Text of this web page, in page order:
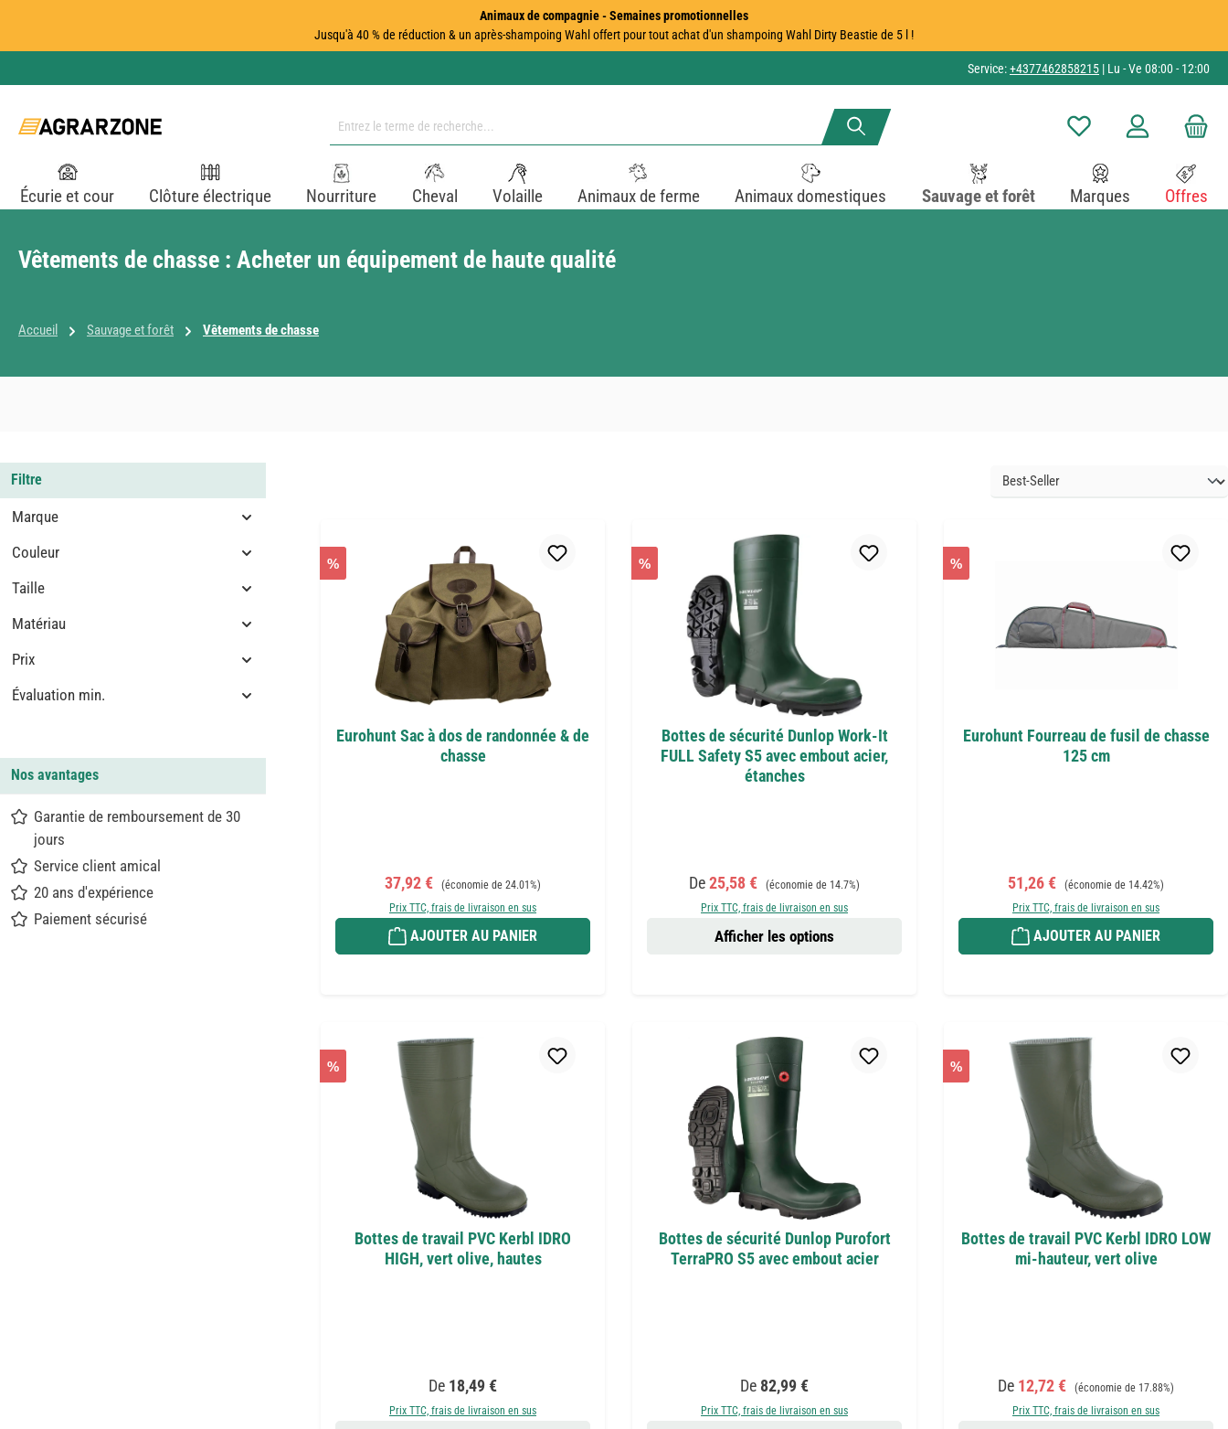
Animaux de compagnie - Semaines promotionnelles
Jusqu'à 40 % de réduction & un après-shampoing Wahl offert pour tout achat d'un shampoing Wahl Dirty Beastie de 5 l !
Service:+4377462858215 | Lu - Ve 08:00 - 12:00
Vous avez 0 articles dans
Écurie et cour Clôture électrique Nourriture Cheval Volaille Animaux de ferme Animaux domestiques Sauvage et forêt Marques Offres
Vêtements de chasse : Acheter un équipement de haute qualité
Accueil Sauvage et forêt Vêtements de chasse
Filtre
Marque
Couleur
Taille
Matériau
Prix
Évaluation min.
Nos avantages
Garantie de remboursement de 30
jours
Service client amical
20 ans d'expérience
Paiement sécurisé
%
Eurohunt Sac à dos de randonnée & de
chasse
Prix de vente :
37,92 € Prix régulier :
(économie de 24.01%)
Prix TTC, frais de livraison en sus
AJOUTER AU PANIER
%
Bottes de sécurité Dunlop Work-It
FULL Safety S5 avec embout acier,
étanches
Prix de vente :
De25,58 € Prix régulier :
(économie de 14.7%)
Prix TTC, frais de livraison en sus
Afficher les options
%
Eurohunt Fourreau de fusil de chasse
125 cm
Prix de vente :
51,26 € Prix régulier :
(économie de 14.42%)
Prix TTC, frais de livraison en sus
AJOUTER AU PANIER
%
Bottes de travail PVC Kerbl IDRO
HIGH, vert olive, hautes
Prix régulier :
De 18,49 €
Prix TTC, frais de livraison en sus
Bottes de sécurité Dunlop Purofort
TerraPRO S5 avec embout acier
Prix régulier :
De 82,99 €
Prix TTC, frais de livraison en sus
%
Bottes de travail PVC Kerbl IDRO LOW
mi-hauteur, vert olive
Prix de vente :
De 12,72 € Prix régulier :
(économie de 17.88%)
Prix TTC, frais de livraison en sus